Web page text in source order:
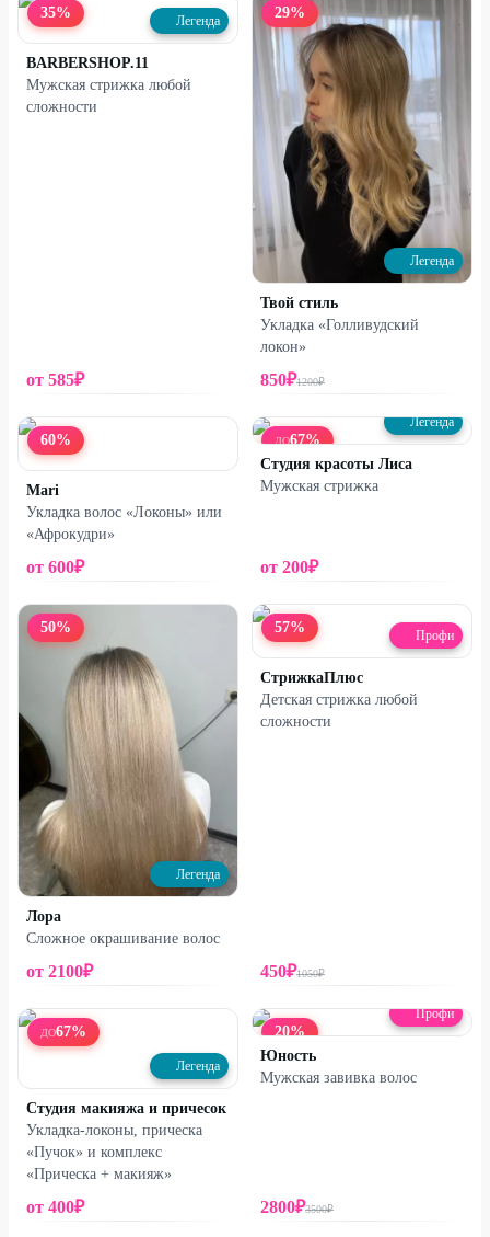
35% Легенда
BARBERSHOP.11
Мужская стрижка любой
сложности
от 585₽
29%
Легенда
Твой стиль
Укладка «Голливудский
локон»
850₽1200₽
60%
Mari
Укладка волос «Локоны» или
«Афрокудри»
от 600₽
ДО67%
Легенда
Студия красоты Лиса
Мужская стрижка
от 200₽
50%
Легенда
Лора
Сложное окрашивание волос
от 2100₽
57% Профи
СтрижкаПлюс
Детская стрижка любой
сложности
450₽1050₽
ДО67%
Легенда
Студия макияжа и причесок
Укладка-локоны, прическа
«Пучок» и комплекс
«Прическа + макияж»
от 400₽
20%
Профи
Юность
Мужская завивка волос
2800₽3500₽